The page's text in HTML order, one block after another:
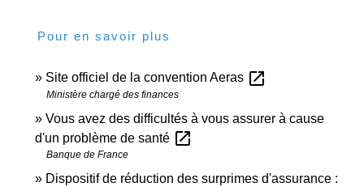
Pour en savoir plus
Site officiel de la convention Aeras open_in_new
Ministère chargé des finances
Vous avez des difficultés à vous assurer à cause
d'un problème de santé open_in_new
Banque de France
Dispositif de réduction des surprimes d'assurance :